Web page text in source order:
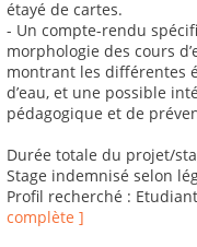
étayé de cartes.
- Un compte-rendu
morphologie des cours
montrant les différentes
d’eau, et une possible
pédagogique et de
Durée totale du projet/
Stage indemnisé selon
Profil recherché :
complète ]